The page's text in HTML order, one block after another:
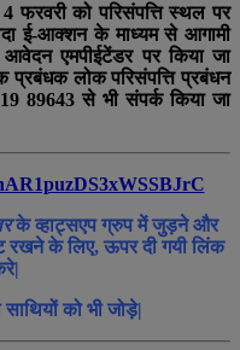
फरवरी को परिसंपत्ति स्थल पर
ई-आक्शन के माध्यम से आगामी
एमपीईटेंडर पर किया जा
लोक परिसंपत्ति प्रबंधन
89643 से भी संपर्क किया जा
के व्हाट्सएप ग्रुप में जुड़ने और
रखने के लिए, ऊपर दी गयी लिंक
को भी जोड़े|